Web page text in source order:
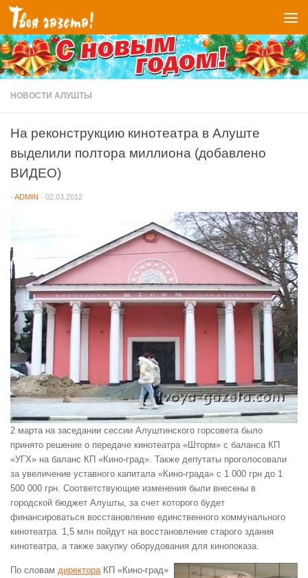
Перейти к содержимому
НОВОСТИ АЛУШТЫ
На реконструкцию кинотеатра в Алуште
выделили полтора миллиона (добавлено
ВИДЕО)
- ADMIN · 02.03.2012
2 марта на заседании сессии Алуштинского горсовета было
принято решение о передаче кинотеатра «Шторм» с баланса КП
«УГХ» на баланс КП «Кино-град». Также депутаты проголосовали
за увеличение уставного капитала «Кино-града» с 1 000 грн до 1
500 000 грн. Соответствующие изменения были внесены в
городской бюджет Алушты, за счет которого будет
финансироваться восстановление единственного коммунального
кинотеатра. 1,5 млн пойдут на восстановление старого здания
кинотеатра, а также закупку оборудования для кинопоказа.
По словам директора КП «Кино-град»